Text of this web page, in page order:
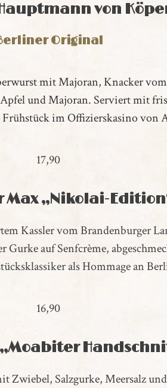
von
Original
mit Majoran, Knacker
und Majoran. Serviert mit
Frühstück im Offizierskasino von
17,90
Max „Nikolai-
Kassler vom Brandenburger
Gurke auf Senfcrème,
als Hommage an
16,90
Zwiebel, Salzgurke, Meersalz